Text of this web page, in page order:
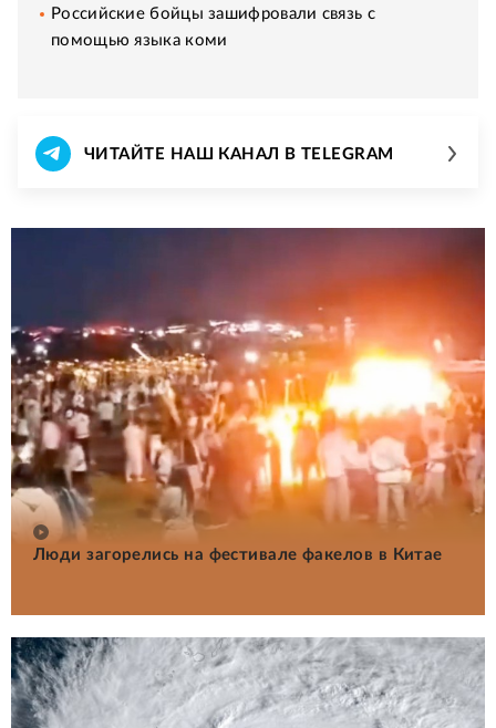
Российские бойцы зашифровали связь с
помощью языка коми
ЧИТАЙТЕ НАШ КАНАЛ В TELEGRAM
Люди загорелись на фестивале факелов в Китае